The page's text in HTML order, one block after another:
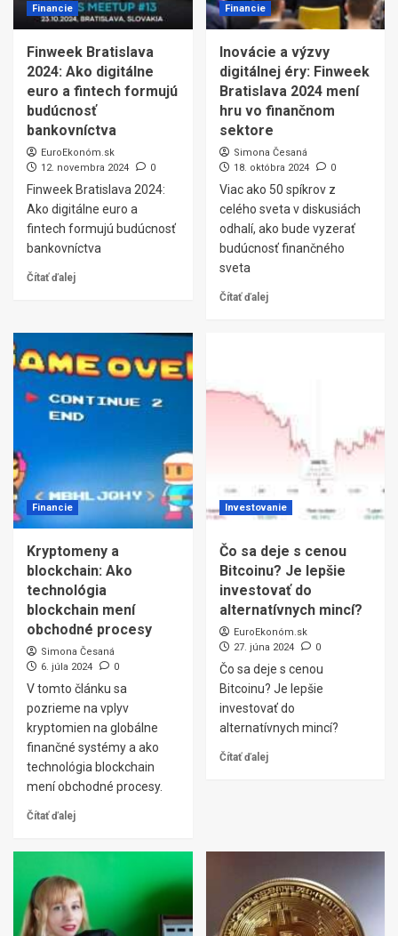
Financie
Finweek Bratislava
2024: Ako digitálne
euro a fintech formujú
budúcnosť
bankovníctva
EuroEkonóm.sk
12. novembra 2024
0
Finweek Bratislava 2024:
Ako digitálne euro a
fintech formujú budúcnosť
bankovníctva
Čítať ďalej
Financie
Inovácie a výzvy
digitálnej éry: Finweek
Bratislava 2024 mení
hru vo finančnom
sektore
Simona Česaná
18. októbra 2024
0
Viac ako 50 spíkrov z
celého sveta v diskusiách
odhalí, ako bude vyzerať
budúcnosť finančného
sveta
Čítať ďalej
Financie
Kryptomeny a
blockchain: Ako
technológia
blockchain mení
obchodné procesy
Simona Česaná
6. júla 2024
0
V tomto článku sa
pozrieme na vplyv
kryptomien na globálne
finančné systémy a ako
technológia blockchain
mení obchodné procesy.
Čítať ďalej
Investovanie
Čo sa deje s cenou
Bitcoinu? Je lepšie
investovať do
alternatívnych mincí?
EuroEkonóm.sk
27. júna 2024
0
Čo sa deje s cenou
Bitcoinu? Je lepšie
investovať do
alternatívnych mincí?
Čítať ďalej